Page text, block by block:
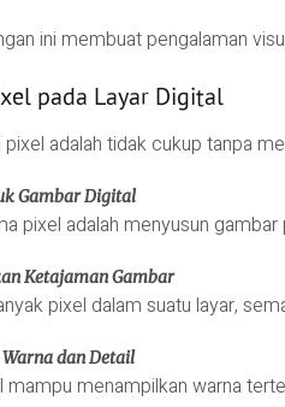
ini membuat pengalaman
pada Layar Digital
adalah tidak cukup tanpa
Gambar Digital
pixel adalah menyusun
Ketajaman Gambar
pixel dalam suatu layar,
dan Detail
mampu menampilkan warna